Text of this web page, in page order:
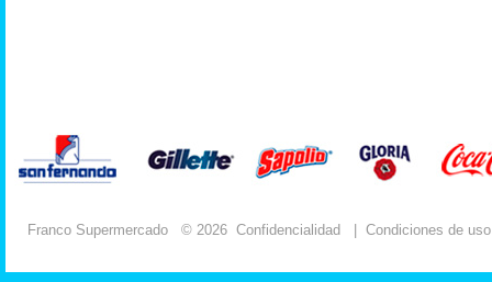
Franco Supermercado © 2026 Confidencialidad Condiciones de uso